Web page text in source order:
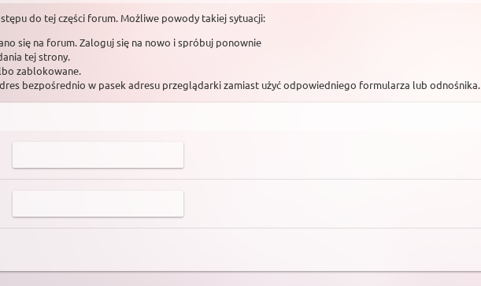
do tej części forum. Możliwe powody takiej sytuacji:
się na forum. Zaloguj się na nowo i spróbuj ponownie
tej strony.
zablokowane.
bezpośrednio w pasek adresu przeglądarki zamiast użyć odpowiedniego formularza lub odnośnika.